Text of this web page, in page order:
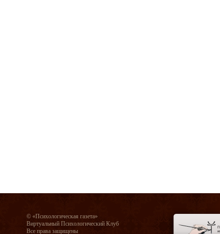
© «Психологическая газета»
Виртуальный Психологический Клуб
Все права защищены